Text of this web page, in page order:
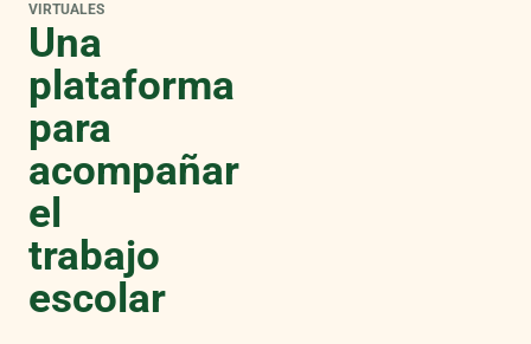
VIRTUALES
Una
plataforma
para
acompañar
el
trabajo
escolar